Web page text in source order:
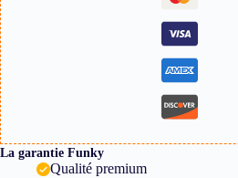
La garantie Funky
Qualité premium